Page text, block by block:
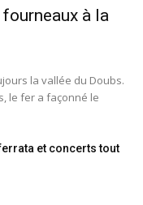
à la
la vallée du Doubs.
le fer a façonné le
et concerts tout